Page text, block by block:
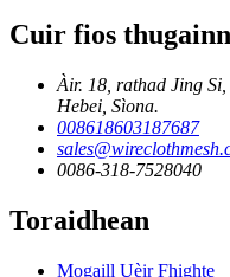
Cuir fios thugainn
Àir. 18, rathad Jing
Hebei, Sìona.
008618603187687
0086-318-7528040
Toraidhean
Mogaill Uèir Fhighte